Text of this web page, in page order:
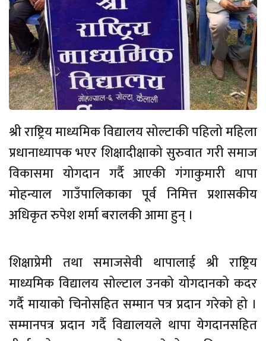
श्री राष्ट्रिय माध्यमिक विद्यालय सोल्टाकी पहिलो महिला
प्रधानाध्यापक भएर शिक्षादीक्षाको सुरुवात गरी समाज
विकासमा य‍ोगदान गर्दै आएकी गंगाकुमारी थापा
मोहन्याल गाउँपालिकाका पूर्व निमित्त प्रशासकीय
अधिकृत रुपेश शर्मा बरालकी आमा हुन् ।
शिक्षाप्रेमी तथा समाजसेवी थापालाई श्री राष्ट्रिय
माध्यमिक विद्यालय सोल्टाल उनको योगदानको कदर
गर्दै मायाको चिनोसहित सम्मान पत्र प्रदान गरेको हो ।
सम्मानपत्र प्रदान गर्दै विद्यालयले थापा येगदानसहित